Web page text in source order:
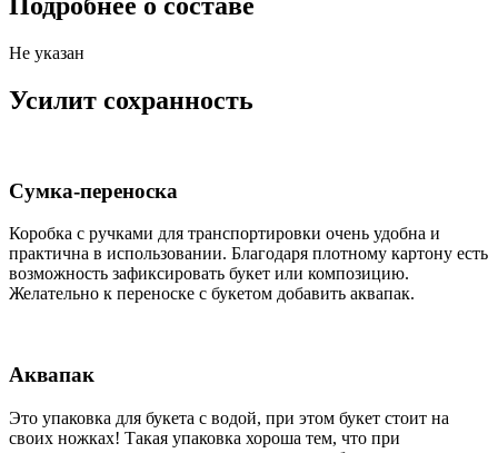
Подробнее о составе
Не указан
Усилит сохранность
Сумка-переноска
Коробка c ручками для транспортировки очень удобна и
практична в использовании. Благодаря плотному картону есть
возможность зафиксировать букет или композицию.
Желательно к переноске с букетом добавить аквапак.
Аквапак
Это упаковка для букета с водой, при этом букет стоит на
своих ножках! Такая упаковка хороша тем, что при